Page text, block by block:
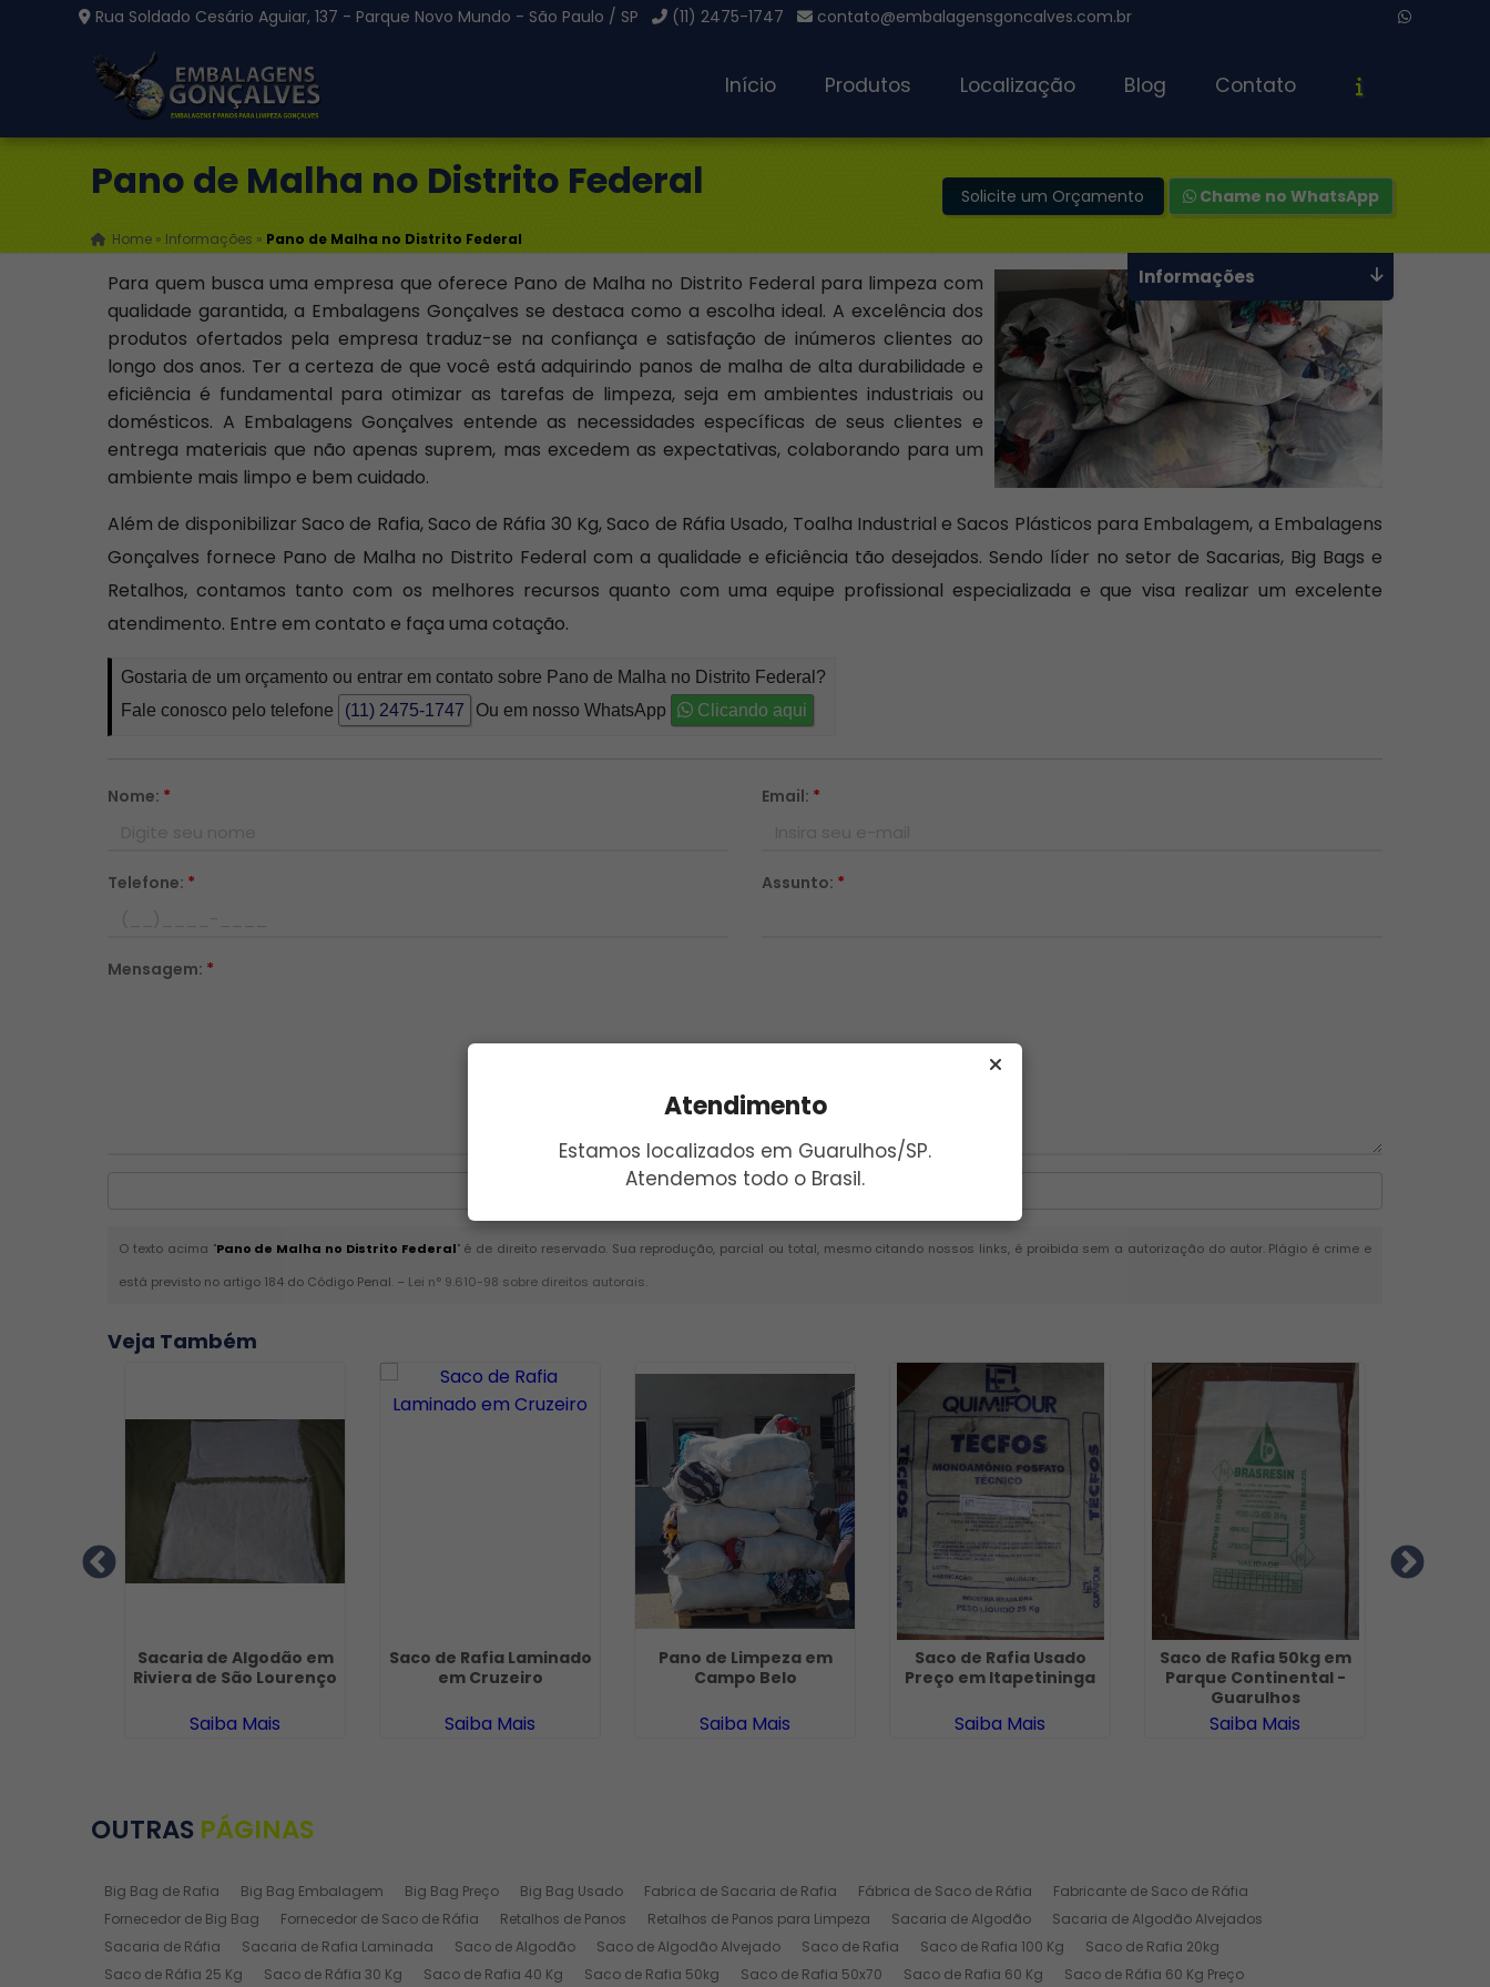
Atendimento
Estamos localizados em Guarulhos/SP.
Atendemos todo o Brasil.
Rua Soldado Cesário Aguiar, 137 - Parque Novo Mundo - São Paulo / SP (11) 2475-1747 contato@embalagensgoncalves.com.br
Início Produtos Localização Blog Contato
Pano de Malha no Distrito Federal
Home » Informações » Pano de Malha no Distrito Federal
Solicite um Orçamento Chame no WhatsApp
Para quem busca uma empresa que oferece Pano de Malha no Distrito Federal para limpeza com
qualidade garantida, a Embalagens Gonçalves se destaca como a escolha ideal. A excelência dos
produtos ofertados pela empresa traduz-se na confiança e satisfação de inúmeros clientes ao
longo dos anos. Ter a certeza de que você está adquirindo panos de malha de alta durabilidade e
eficiência é fundamental para otimizar as tarefas de limpeza, seja em ambientes industriais ou
domésticos. A Embalagens Gonçalves entende as necessidades específicas de seus clientes e
entrega materiais que não apenas suprem, mas excedem as expectativas, colaborando para um
ambiente mais limpo e bem cuidado.
Além de disponibilizar Saco de Rafia, Saco de Ráfia 30 Kg, Saco de Ráfia Usado, Toalha Industrial e Sacos Plásticos para Embalagem, a Embalagens
Gonçalves fornece Pano de Malha no Distrito Federal com a qualidade e eficiência tão desejados. Sendo líder no setor de Sacarias, Big Bags e
Retalhos, contamos tanto com os melhores recursos quanto com uma equipe profissional especializada e que visa realizar um excelente
atendimento. Entre em contato e faça uma cotação.
Gostaria de um orçamento ou entrar em contato sobre Pano de Malha no Distrito Federal?
Fale conosco pelo telefone
(11) 2475-1747 Ou em nosso WhatsApp Clicando aqui
Nome: * Email: *
Telefone: * Assunto: *
Mensagem: *
Enviar
O texto acima "Pano de Malha no Distrito Federal" é de direito reservado. Sua reprodução, parcial ou total, mesmo citando nossos links, é proibida sem a autorização do autor. Plágio é crime e
está previsto no artigo 184 do Código Penal. – Lei n° 9.610-98 sobre direitos autorais.
Informações
Veja Também
Sacaria de Algodão em
Riviera de São Lourenço
Saiba Mais
Saco de Rafia Laminado
em Cruzeiro
Saiba Mais
Pano de Limpeza em
Campo Belo
Saiba Mais
Saco de Rafia Usado
Preço em Itapetininga
Saiba Mais
Saco de Rafia 50kg em
Parque Continental -
Guarulhos
Saiba Mais
OUTRAS PÁGINAS
Big Bag de Rafia Big Bag Embalagem Big Bag Preço Big Bag Usado Fabrica de Sacaria de Rafia Fábrica de Saco de Ráfia
Fabricante de Saco de Ráfia
Fornecedor de Big Bag
Fornecedor de Saco de Ráfia Retalhos de Panos Retalhos de Panos para Limpeza Sacaria de Algodão
Sacaria de Algodão Alvejados
Sacaria de Ráfia
Sacaria de Rafia Laminada Saco de Algodão Saco de Algodão Alvejado Saco de Rafia Saco de Rafia 100 Kg
Saco de Rafia 20kg
Saco de Ráfia 25 Kg
Saco de Ráfia 30 Kg Saco de Rafia 40 Kg Saco de Rafia 50kg Saco de Rafia 50x70 Saco de Rafia 60 Kg Saco de Ráfia 60 Kg Preço